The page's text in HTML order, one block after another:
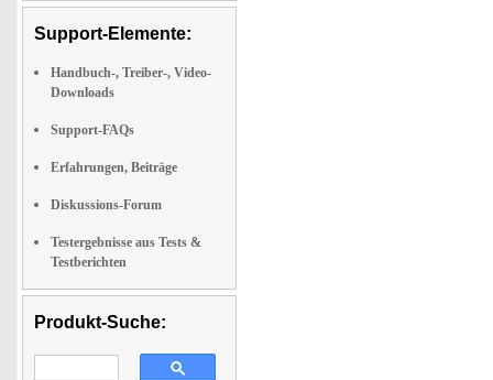
Support-Elemente:
Handbuch-, Treiber-, Video-
Downloads
Support-FAQs
Erfahrungen, Beiträge
Diskussions-Forum
Testergebnisse aus Tests &
Testberichten
Produkt-Suche: